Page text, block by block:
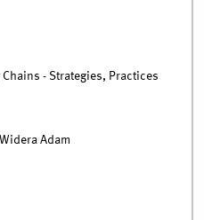
- Strategies, Practices
Adam